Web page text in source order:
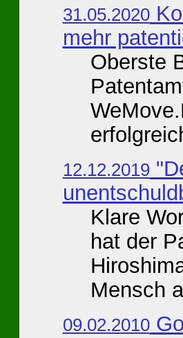
31.05.2020
mehr
Oberste
12.12.2019
Klare
hat der
Mensch
09.02.2010